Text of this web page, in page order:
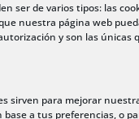
ser de varios tipos: las
nuestra página web
y son las únicas
sirven para mejorar
base a tus preferencias, o
nosotros
de privacidad